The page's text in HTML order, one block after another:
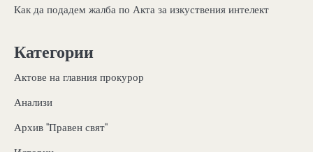
Как да подадем жалба по Акта за изкуствения интелект
Категории
Актове на главния прокурор
Анализи
Архив "Правен свят"